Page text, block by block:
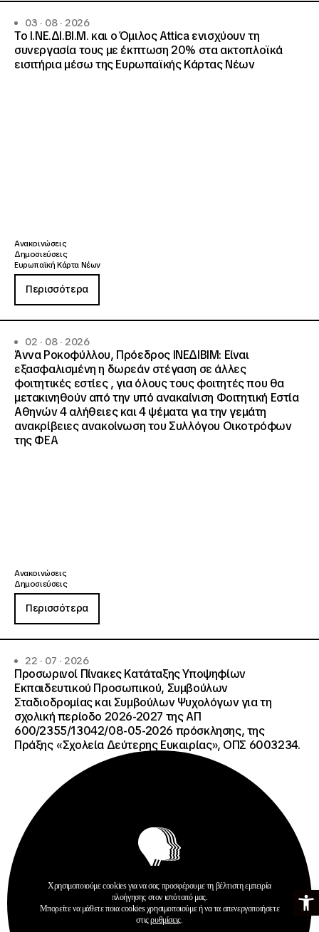
Ανοίξτε
03 · 08 · 2026
Το Ι.ΝΕ.ΔΙ.ΒΙ.Μ. και o Όμιλος Attica ενισχύουν τη
συνεργασία τους με έκπτωση 20% στα ακτοπλοϊκά
εισιτήρια μέσω της Ευρωπαϊκής Κάρτας Νέων
Ανακοινώσεις
Δημοσιεύσεις
Ευρωπαϊκή Κάρτα Νέων
Περισσότερα
02 · 08 · 2026
Άννα Ροκοφύλλου, Πρόεδρος ΙΝΕΔΙΒΙΜ: Είναι
εξασφαλισμένη η δωρεάν στέγαση σε άλλες
φοιτητικές εστίες , για όλους τους φοιτητές που θα
μετακινηθούν από την υπό ανακαίνιση Φοιτητική Εστία
Αθηνών 4 αλήθειες και 4 ψέματα για την γεμάτη
ανακρίβειες ανακοίνωση του Συλλόγου Οικοτρόφων
της ΦΕΑ
Ανακοινώσεις
Δημοσιεύσεις
Περισσότερα
22 · 07 · 2026
Προσωρινοί Πίνακες Κατάταξης Υποψηφίων
Εκπαιδευτικού Προσωπικού, Συμβούλων
Σταδιοδρομίας και Συμβούλων Ψυχολόγων για τη
σχολική περίοδο 2026-2027 της ΑΠ
600/2355/13042/08-05-2026 πρόσκλησης, της
Πράξης «Σχολεία Δεύτερης Ευκαιρίας», ΟΠΣ 6003234.
Ανακοινώσεις
Σχολεία Δεύτερης Ευκαιρίας
Χρησιμοποιούμε cookies για να σας προσφέρουμε τη βέλτιστη εμπειρία
πλοήγησης στον ιστότοπό μας.
Μπορείτε να μάθετε ποια cookies χρησιμοποιούμε ή να τα απενεργοποιήσετε
στιςρυθμίσεις.